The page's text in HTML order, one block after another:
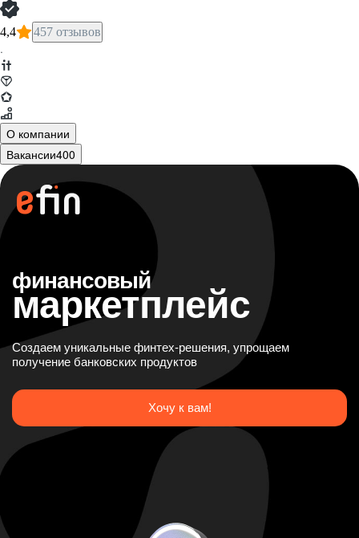
4,4 457 отзывов
·
О компании
Вакансии400
финансовый
маркетплейс
Создаем уникальные финтех-решения, упрощаем
получение банковских продуктов
Хочу к вам!